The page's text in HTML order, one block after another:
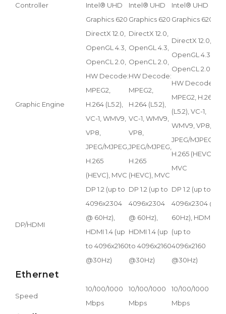
Controller
Intel® UHD
Graphics 620
Intel® UHD
Graphics 620
Intel® UHD
Graphics 620
Graphic Engine
DirectX 12.0,
OpenGL 4.3,
OpenCL 2.0,
HW Decode:
MPEG2,
H.264 (L5.2),
VC-1, WMV9,
VP8,
JPEG/MJPEG,
H.265
(HEVC), MVC
DirectX 12.0,
OpenGL 4.3,
OpenCL 2.0,
HW Decode:
MPEG2,
H.264 (L5.2),
VC-1, WMV9,
VP8,
JPEG/MJPEG,
H.265
(HEVC), MVC
DirectX 12.0,
OpenGL 4.3,
OpenCL 2.0,
HW Decode:
MPEG2, H.264
(L5.2), VC-1,
WMV9, VP8,
JPEG/MJPEG,
H.265 (HEVC),
MVC
DP/HDMI
DP 1.2 (up to
4096x2304
@ 60Hz),
HDMI 1.4 (up
to 4096x2160
@30Hz)
DP 1.2 (up to
4096x2304
@ 60Hz),
HDMI 1.4 (up
to 4096x2160
@30Hz)
DP 1.2 (up to
4096x2304 @
60Hz), HDMI 1.4
(up to
4096x2160
@30Hz)
Ethernet
Speed
10/100/1000
Mbps
10/100/1000
Mbps
10/100/1000
Mbps